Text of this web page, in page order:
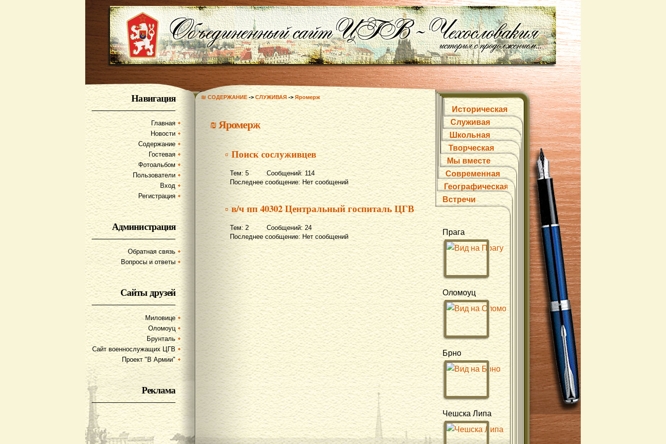
Навигация
Главная
Новости
Содержание
Гостевая
Фотоальбом
Пользователи
Вход
Регистрация
Администрация
Обратная связь
Вопросы и ответы
Сайты друзей
Миловице
Оломоуц
Брунталь
Сайт военнослужащих ЦГВ
Проект "В Армии"
Реклама
₪ СОДЕРЖАНИЕ -> СЛУЖИВАЯ -> Яромерж
₪Яромерж
▫ Поиск сослуживцев
Тем: 5 Сообщений: 114
Последнее сообщение: Нет сообщений
▫ в/ч пп 40302 Центральный госпиталь ЦГВ
Тем: 2 Сообщений: 24
Последнее сообщение: Нет сообщений
Историческая
Служивая
Школьная
Творческая
Мы вместе
Современная
Географическая
Встречи
Прага
Оломоуц
Брно
Чешска Липа